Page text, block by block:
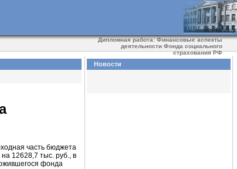
Дипломная работа: Финансовые аспекты
деятельности Фонда социального
страхования РФ
часть бюджета
12628,7 тыс. руб., в
фонда
Новости